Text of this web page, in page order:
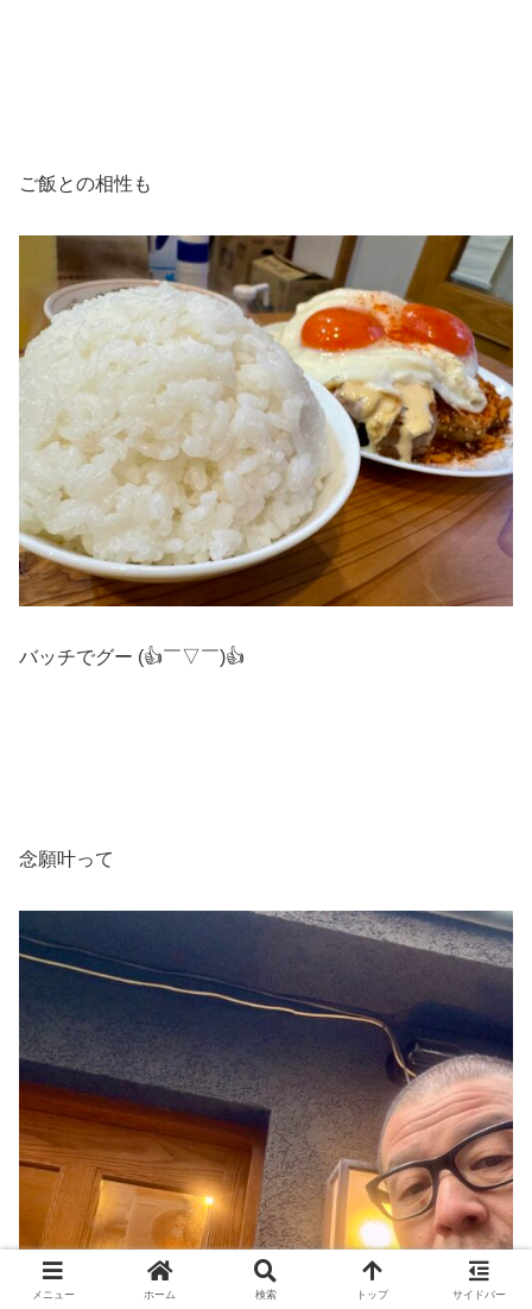
ご飯との相性も
バッチでグー (👍￣▽￣)👍
念願叶って
メニュー ホーム 検索 トップ サイドバー